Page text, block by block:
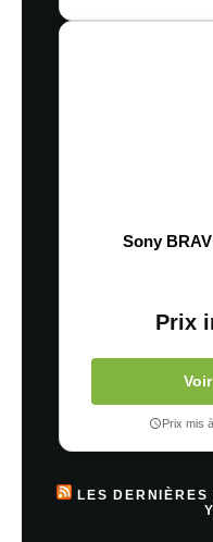
Sony
Prix
Prix mis
LES